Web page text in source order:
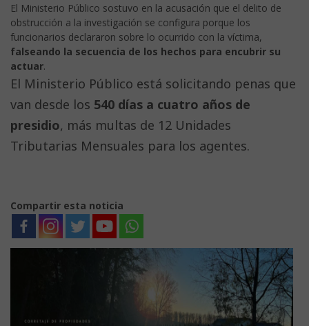
El Ministerio Público sostuvo en la acusación que el delito de
obstrucción a la investigación se configura porque los
funcionarios declararon sobre lo ocurrido con la víctima,
falseando la secuencia de los hechos para encubrir su
actuar.
El Ministerio Público está solicitando penas que
van desde los 540 días a cuatro años de
presidio, más multas de 12 Unidades
Tributarias Mensuales para los agentes.
Compartir esta noticia